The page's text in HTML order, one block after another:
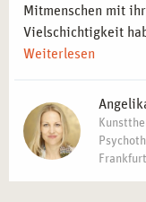
Mitmenschen mit
Vielschichtigkeit
Weiterlesen
Frankfurt